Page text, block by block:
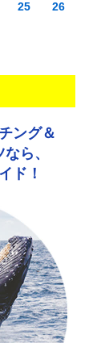
25
26
ング＆
ら、
ド！